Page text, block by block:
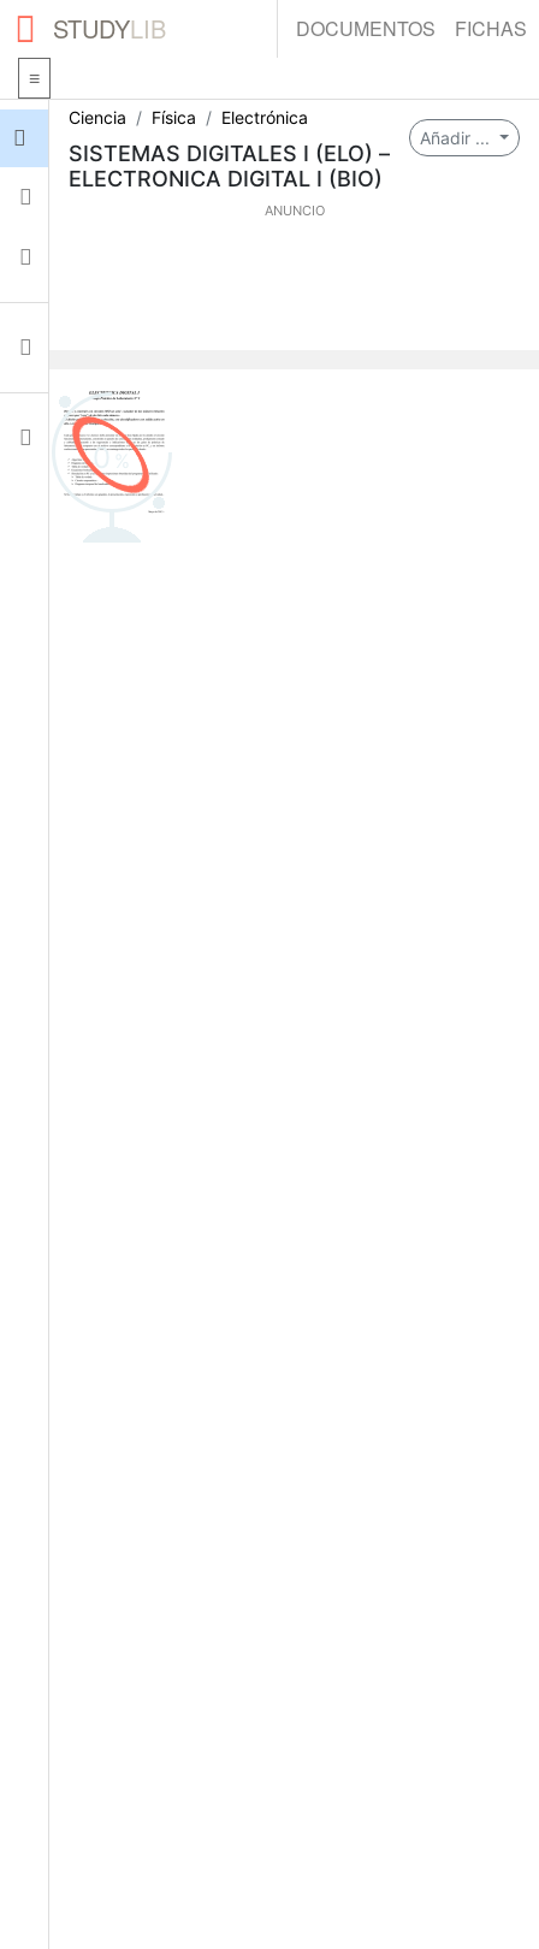
STUDYLIB DOCUMENTOS FICHAS
Ajustes
Añadir ...
Ciencia Física Electrónica
SISTEMAS DIGITALES I (ELO) –
ELECTRONICA DIGITAL I (BIO)
ANUNCIO
0